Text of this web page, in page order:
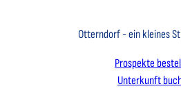
Otterndorf - ein kleines
Prospekte
Unterkunft